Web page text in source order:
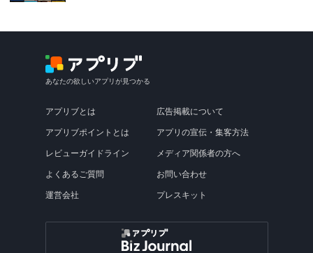
あなたの欲しいアプリが見つかる
アプリブとは
アプリブポイントとは
レビューガイドライン
よくあるご質問
運営会社
広告掲載について
アプリの宣伝・集客方法
メディア関係者の方へ
お問い合わせ
プレスキット